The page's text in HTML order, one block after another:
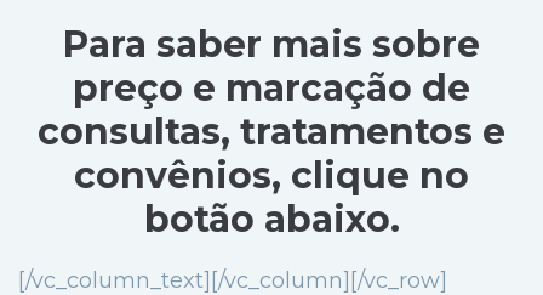
Para saber mais sobre
preço e marcação de
consultas, tratamentos e
convênios, clique no
botão abaixo.
[/vc_column_text][/vc_column][/vc_row]